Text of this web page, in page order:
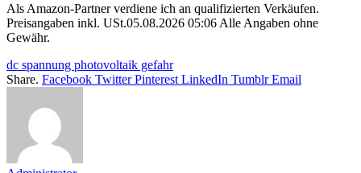
Als Amazon-Partner verdiene ich an qualifizierten Verkäufen.
Preisangaben inkl. USt.05.08.2026 05:06 Alle Angaben ohne
Gewähr.
dc spannung photovoltaik gefahr
Share. Facebook Twitter Pinterest LinkedIn Tumblr Email